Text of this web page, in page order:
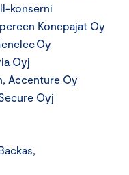
konserni
Konepajat Oy
Oy
Oyj
Accenture Oy
Oyj